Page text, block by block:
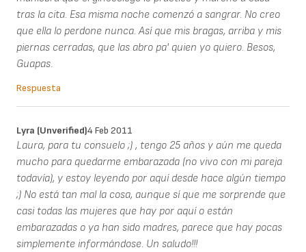
tras la cita. Esa misma noche comenzó a sangrar. No creo
que ella lo perdone nunca. Así que mis bragas, arriba y mis
piernas cerradas, que las abro pa' quien yo quiero. Besos,
Guapas.
Respuesta
Lyra (unverified)4 Feb 2011
Laura, para tu consuelo ;) , tengo 25 años y aún me queda
mucho para quedarme embarazada (no vivo con mi pareja
todavía), y estoy leyendo por aquí desde hace algún tiempo
;) No está tan mal la cosa, aunque sí que me sorprende que
casi todas las mujeres que hay por aquí o están
embarazadas o ya han sido madres, parece que hay pocas
simplemente informándose. Un saludo!!!